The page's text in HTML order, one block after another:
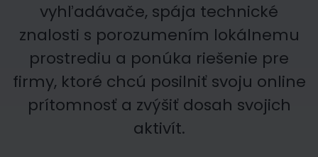
vyhľadávače, spája technické
znalosti s porozumením lokálnemu
prostrediu a ponúka riešenie pre
firmy, ktoré chcú posilniť svoju online
prítomnosť a zvýšiť dosah svojich
aktivít.